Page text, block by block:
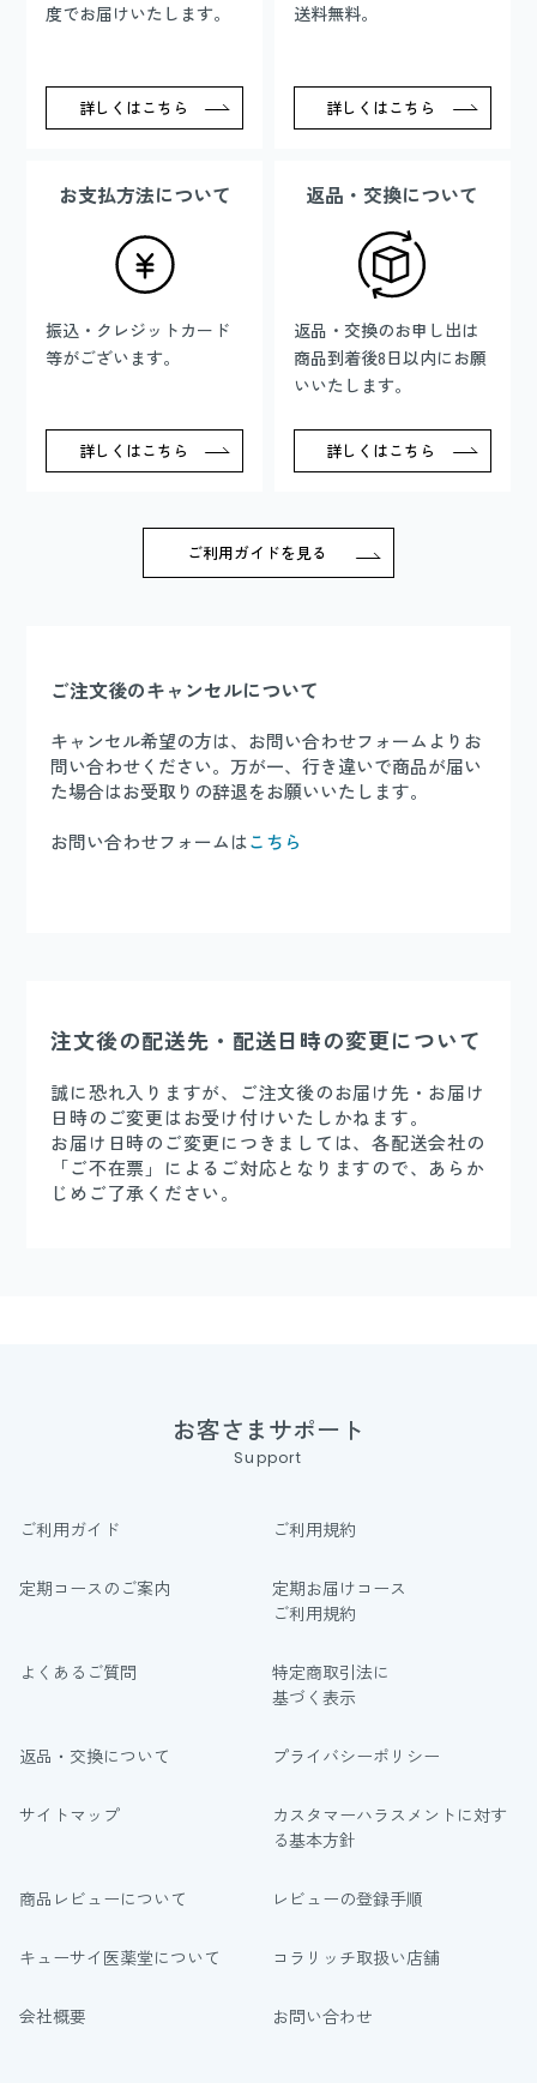
度でお届けいたします。
詳しくはこちら
送料無料。
詳しくはこちら
お支払方法について
振込・クレジットカード
等がございます。
詳しくはこちら
返品・交換について
返品・交換のお申し出は
商品到着後8日以内にお願
いいたします。
詳しくはこちら
ご利用ガイドを見る
ご注文後のキャンセルについて
キャンセル希望の方は、お問い合わせフォームよりお
問い合わせください。万が一、行き違いで商品が届い
た場合はお受取りの辞退をお願いいたします。
お問い合わせフォームはこちら
注文後の配送先・配送日時の変更について
誠に恐れ入りますが、ご注文後のお届け先・お届け
日時のご変更はお受け付けいたしかねます。
お届け日時のご変更につきましては、各配送会社の
「ご不在票」によるご対応となりますので、あらか
じめご了承ください。
お客さまサポート
Support
ご利用ガイド ご利用規約
定期コースのご案内
定期お届けコース
ご利用規約
よくあるご質問
特定商取引法に
基づく表示
返品・交換について プライバシーポリシー
サイトマップ
カスタマーハラスメントに対す
る基本方針
商品レビューについて レビューの登録手順
キューサイ医薬堂について コラリッチ取扱い店舗
会社概要 お問い合わせ